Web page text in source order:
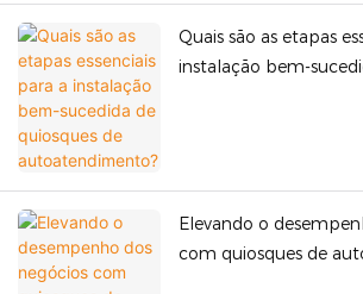
Quais são as etapas
instalação bem-
Elevando o
com quiosques de